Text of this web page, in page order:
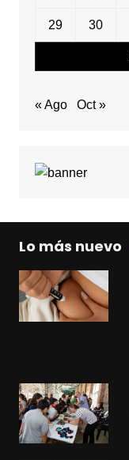
29 30
« Ago Oct »
Lo más nuevo